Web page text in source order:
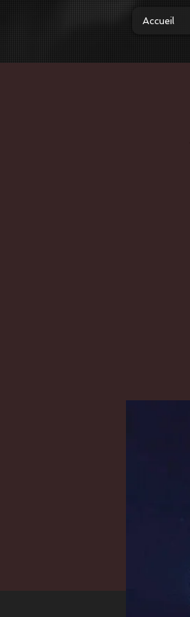
Accueil